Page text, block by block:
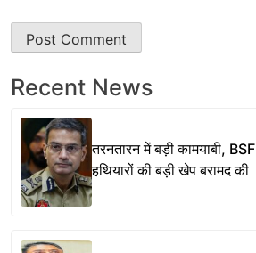
Recent News
तरनतारन में बड़ी कामयाबी,
हथियारों की बड़ी खेप बरामद की